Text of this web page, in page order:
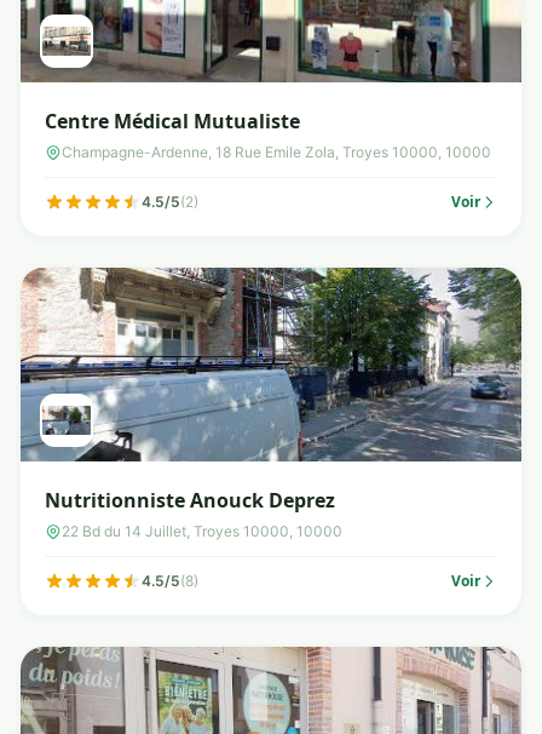
Centre Médical Mutualiste
Champagne-Ardenne, 18 Rue Emile Zola, Troyes 10000, 10000
4.5/5(2) Voir
Nutritionniste Anouck Deprez
22 Bd du 14 Juillet, Troyes 10000, 10000
4.5/5(8) Voir